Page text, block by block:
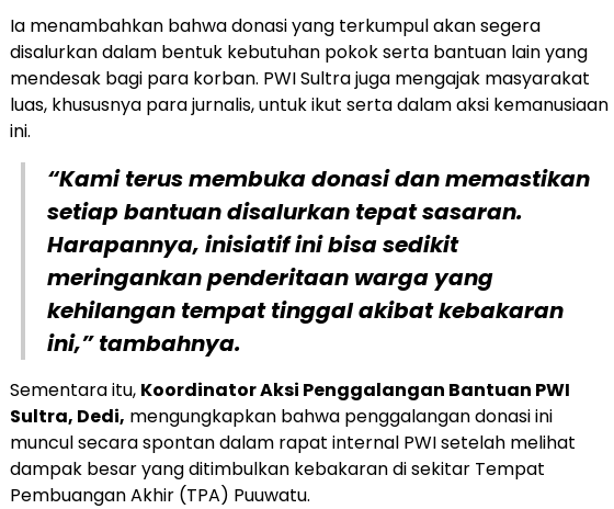
Ia menambahkan bahwa donasi yang terkumpul akan segera
disalurkan dalam bentuk kebutuhan pokok serta bantuan lain yang
mendesak bagi para korban. PWI Sultra juga mengajak masyarakat
luas, khususnya para jurnalis, untuk ikut serta dalam aksi kemanusiaan
ini.
“Kami terus membuka donasi dan memastikan
setiap bantuan disalurkan tepat sasaran.
Harapannya, inisiatif ini bisa sedikit
meringankan penderitaan warga yang
kehilangan tempat tinggal akibat kebakaran
ini,” tambahnya.
Sementara itu, Koordinator Aksi Penggalangan Bantuan PWI
Sultra, Dedi, mengungkapkan bahwa penggalangan donasi ini
muncul secara spontan dalam rapat internal PWI setelah melihat
dampak besar yang ditimbulkan kebakaran di sekitar Tempat
Pembuangan Akhir (TPA) Puuwatu.